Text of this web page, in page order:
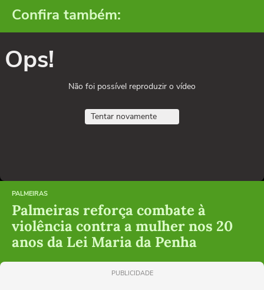
Confira também:
Ops!
Não foi possível reproduzir o vídeo
Tentar novamente
PALMEIRAS
Palmeiras reforça combate à
violência contra a mulher nos 20
anos da Lei Maria da Penha
PUBLICIDADE